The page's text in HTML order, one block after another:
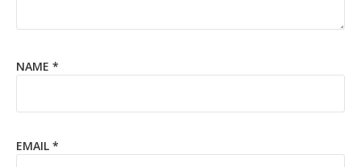
NAME *
EMAIL *